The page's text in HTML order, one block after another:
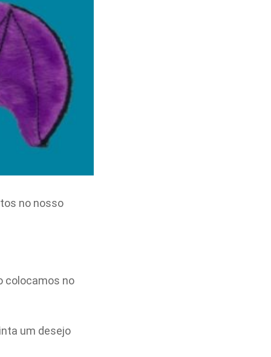
no nosso
colocamos no
um desejo